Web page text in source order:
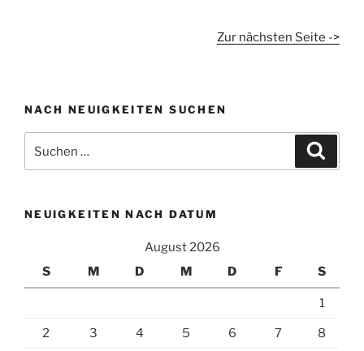
Zur nächsten Seite ->
NACH NEUIGKEITEN SUCHEN
nach:
NEUIGKEITEN NACH DATUM
August 2026
S
M D M D F S
1
2 3 4 5 6 7 8